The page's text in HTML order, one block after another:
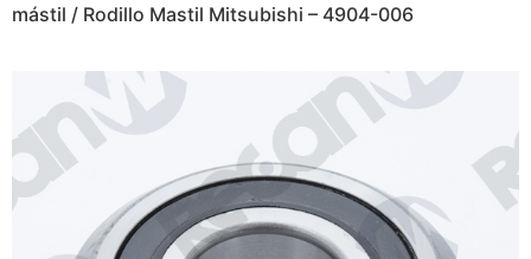
mástil / Rodillo Mastil Mitsubishi – 4904-006